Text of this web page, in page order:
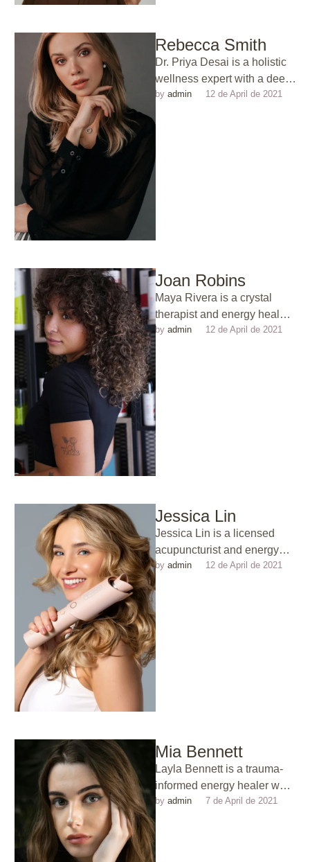
Rebecca Smith
Dr. Priya Desai is a holistic
wellness expert with a deep
passion for merging
energy …
by admin 12 de April de 2021
Joan Robins
Maya Rivera is a crystal
therapist and energy healer
known for her intuitive
approach to restoring
energetic balance. …
by admin 12 de April de 2021
Jessica Lin
Jessica Lin is a licensed
acupuncturist and energy
healing practitioner with over
15 years of experience in
by admin 12 de April de 2021
Mia Bennett
Layla Bennett is a trauma-
informed energy healer who
specializes in helping clients
by admin 7 de April de 2021